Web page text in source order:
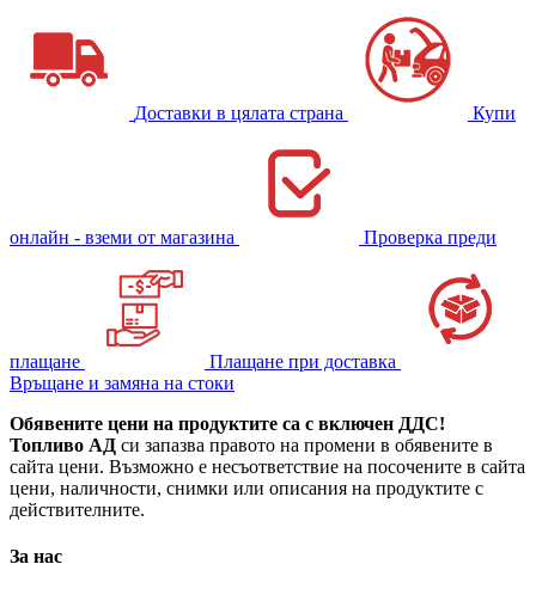
Доставки в цялата страна Купи
онлайн - вземи от магазина Проверка преди
плащане
Плащане при доставка
Връщане и замяна на стоки
Обявените цени на продуктите са с включен ДДС!
Топливо АД си запазва правото на промени в обявените в
сайта цени. Възможно е несъответствие на посочените в сайта
цени, наличности, снимки или описания на продуктите с
действителните.
За нас